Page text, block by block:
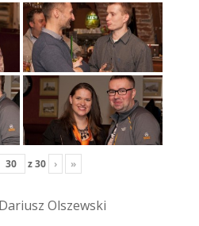
z30 › »
Olszewski